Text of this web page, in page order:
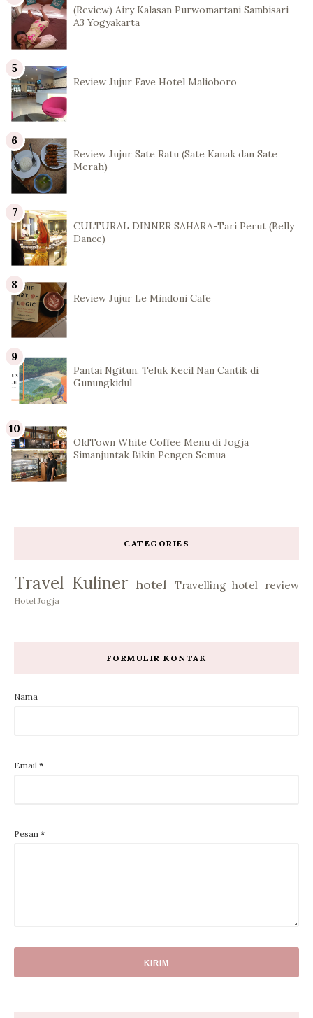
(Review) Airy Kalasan Purwomartani Sambisari
A3 Yogyakarta
Review Jujur Fave Hotel Malioboro
Review Jujur Sate Ratu (Sate Kanak dan Sate
Merah)
CULTURAL DINNER SAHARA-Tari Perut (Belly
Dance)
Review Jujur Le Mindoni Cafe
Pantai Ngitun, Teluk Kecil Nan Cantik di
Gunungkidul
OldTown White Coffee Menu di Jogja
Simanjuntak Bikin Pengen Semua
CATEGORIES
Travel Kuliner hotel Travelling hotel review
Hotel Jogja
FORMULIR KONTAK
Nama
Email *
Pesan *